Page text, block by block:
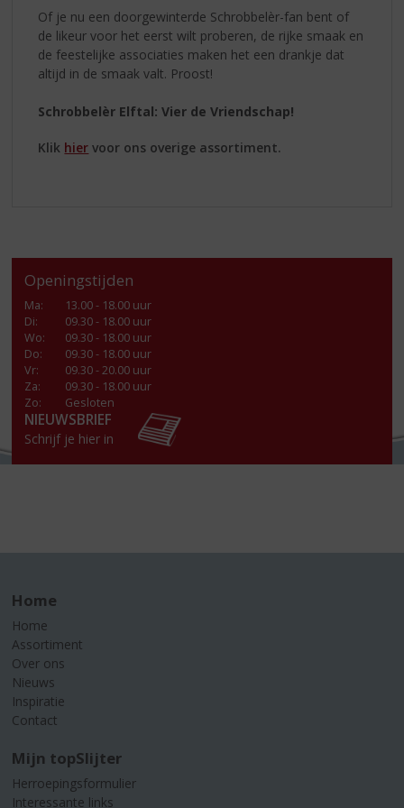
Of je nu een doorgewinterde Schrobbelèr-fan bent of
de likeur voor het eerst wilt proberen, de rijke smaak en
de feestelijke associaties maken het een drankje dat
altijd in de smaak valt. Proost!
Schrobbelèr Elftal: Vier de Vriendschap!
Klik hier voor ons overige assortiment.
Openingstijden
Ma:
13.00 - 18.00 uur
Di:
09.30 - 18.00 uur
Wo:
09.30 - 18.00 uur
Do:
09.30 - 18.00 uur
Vr:
09.30 - 20.00 uur
Za:
09.30 - 18.00 uur
Zo:
Gesloten
NIEUWSBRIEF
Schrijf je hier in
Home
Home
Assortiment
Over ons
Nieuws
Inspiratie
Contact
Mijn topSlijter
Herroepingsformulier
Interessante links